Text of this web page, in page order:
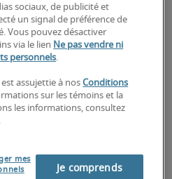
ou possède des compétences
et peut également détenir des
pertinentes.
et peut également détenir des
spécialisées.
sociaux, de publicité et
un signal de préférence de
Vous pouvez désactiver
via le lien Ne pas vendre ni
personnels.
assujettie à nosConditions
sur les témoins et la
les informations, consultez
mes
Je comprends